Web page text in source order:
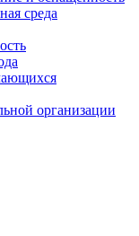
среда
организации